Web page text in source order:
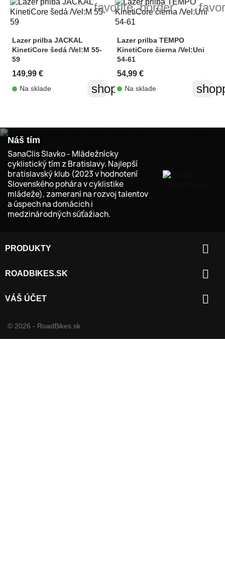
Lazer prilba JACKAL
KinetiCore šedá /Vel:M 55-
59
149,99 €
shopping_cart
Na sklade
favorite_border
Lazer prilba TEMPO
KinetiCore čierna /Vel:Uni
54-61
54,99 €
Na sklade
Náš tím
SanaClis Slavko - Mládežnícky
cyklistický tím z Bratislavy. Najlepší
bratislavský klub (2023 v hodnotení
Slovenského pohára v cyklistike
mládeže), zameraní na rozvoj talentov
a úspech na domácich i
medzinárodných súťažiach.
PRODUKTY 
ROADBIKES.SK 
VÁŠ ÚČET 
© 2026 - RoadBikes.sk